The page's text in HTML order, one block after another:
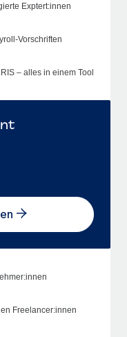
Exptert:innen
Vorschriften
– alles in einem Tool
Freelancer:innen